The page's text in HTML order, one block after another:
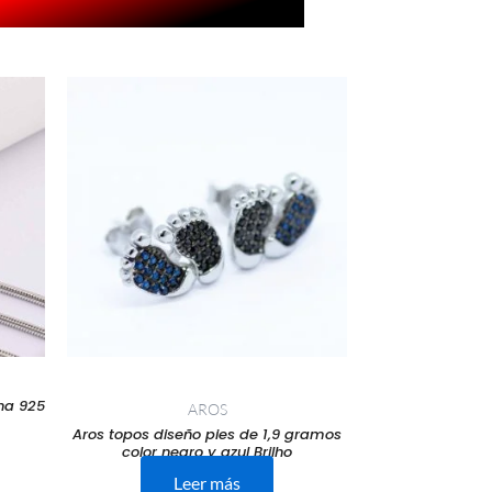
925
AROS
Aros topos diseño pies de 1,9 gramos
color negro y azul Brilho
Leer más